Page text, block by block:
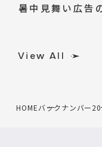
暑中見舞い広告
View All
HOMEバックナンバー